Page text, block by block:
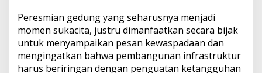
Peresmian gedung yang seharusnya menjadi
momen sukacita, justru dimanfaatkan secara bijak
untuk menyampaikan pesan kewaspadaan dan
mengingatkan bahwa pembangunan infrastruktur
harus beriringan dengan penguatan ketangguhan